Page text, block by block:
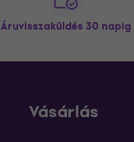
Áruvisszaküldés 30 napig
Vásárlás